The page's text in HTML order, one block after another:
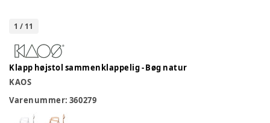
1 / 11
Klapp højstol sammenklappelig - Bøg natur
KAOS
Varenummer: 360279